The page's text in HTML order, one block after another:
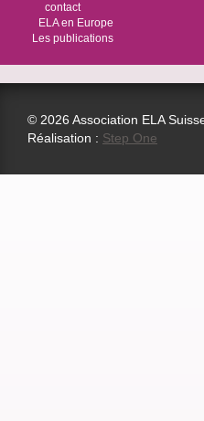
contact
ELA en Europe
Les publications
© 2026 Association ELA
Réalisation : Step One